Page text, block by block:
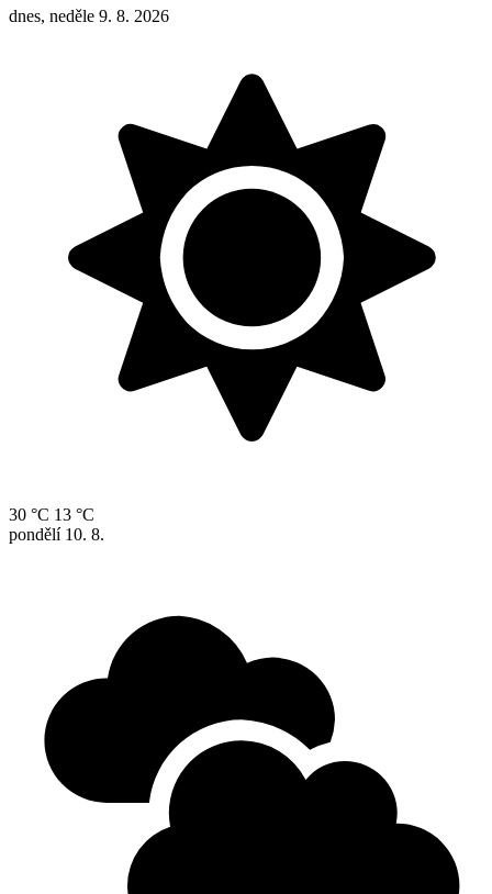
dnes, neděle 9. 8. 2026
30 °C 13 °C
pondělí 10. 8.